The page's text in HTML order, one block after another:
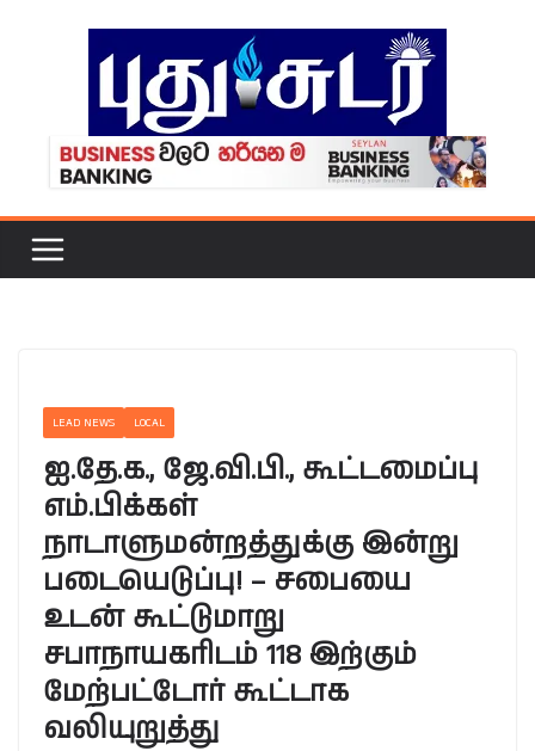
LEAD NEWS LOCAL
ஐ.தே.க., ஜே.வி.பி., கூட்டமைப்பு
எம்.பிக்கள்
நாடாளுமன்றத்துக்கு இன்று
படையெடுப்பு! – சபையை
உடன் கூட்டுமாறு
சபாநாயகரிடம் 118 இற்கும்
மேற்பட்டோர் கூட்டாக
வலியுறுத்து